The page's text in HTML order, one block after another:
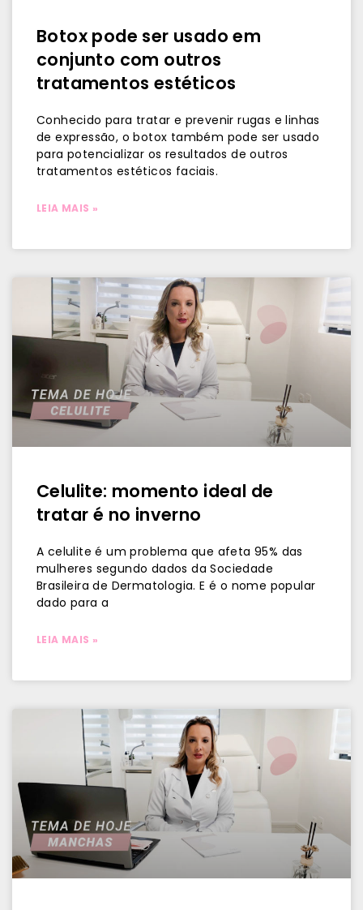
Botox pode ser usado em
conjunto com outros
tratamentos estéticos
Conhecido para tratar e prevenir rugas e linhas
de expressão, o botox também pode ser usado
para potencializar os resultados de outros
tratamentos estéticos faciais.
LEIA MAIS »
Celulite: momento ideal de
tratar é no inverno
A celulite é um problema que afeta 95% das
mulheres segundo dados da Sociedade
Brasileira de Dermatologia. E é o nome popular
dado para a
LEIA MAIS »